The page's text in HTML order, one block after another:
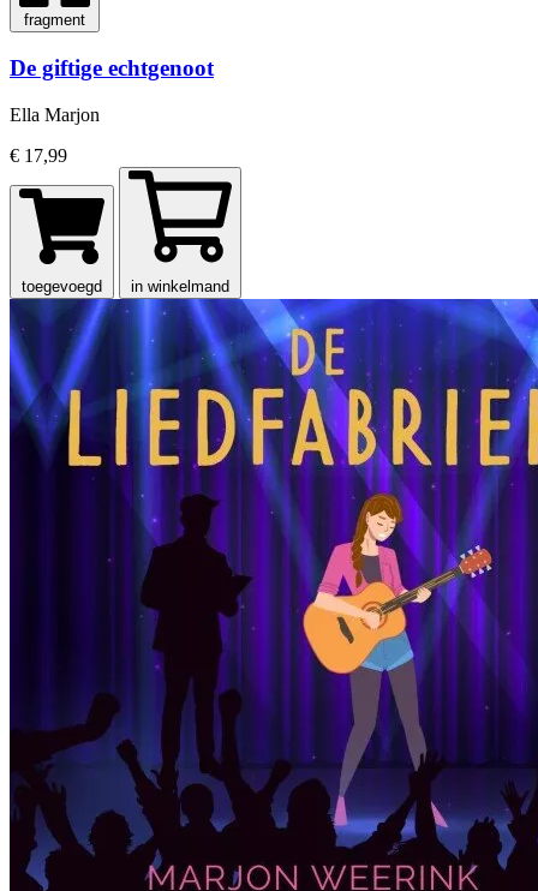
fragment
De giftige echtgenoot
Ella Marjon
€ 17,99
toegevoegd in winkelmand